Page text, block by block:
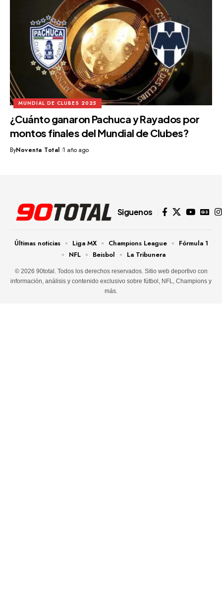
MUNDIAL DE CLUBES 2025
¿Cuánto ganaron Pachuca y Rayados por
montos finales del Mundial de Clubes?
ByNoventa Total 1 año ago
Siguenos
© 2026 90total. Todos los derechos reservados. Sitio web deportivo con
información, análisis y contenido exclusivo sobre fútbol, NFL, Champions y
más.
Últimas noticias Liga MX Champions League
Fórmula 1
NFL
Beisbol La Tribunera